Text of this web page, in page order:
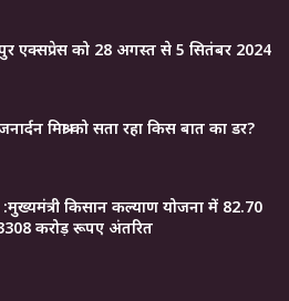
एक्सप्रेस को 28 अगस्त से 5 सितंबर 2024
मिश्रा को सता रहा किस बात का डर?
किसान कल्याण योजना में 82.70
करोड़ रूपए अंतरित